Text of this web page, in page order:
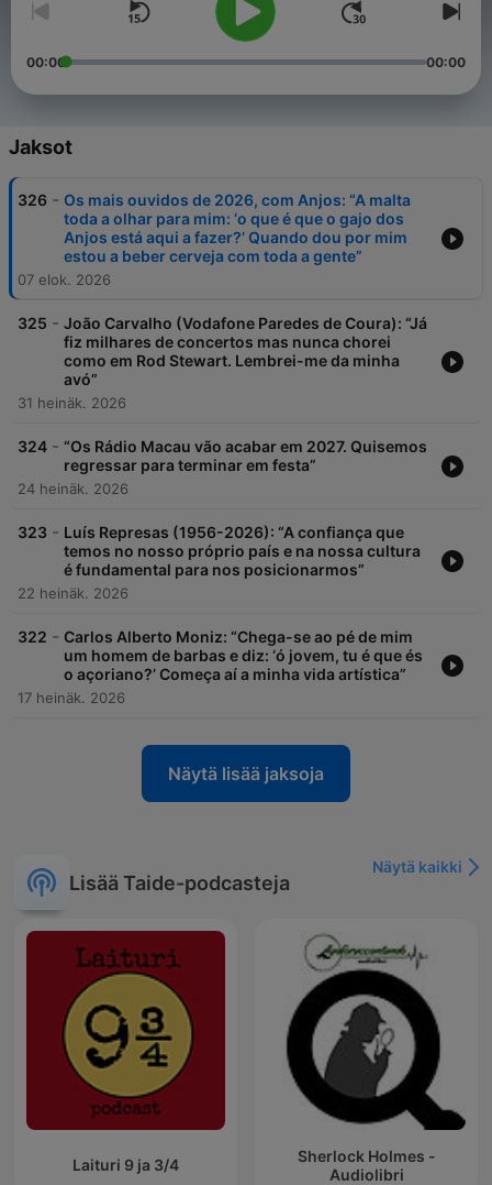
00:00 00:00
Jaksot
326 - Os mais ouvidos de 2026, com Anjos: “A malta
toda a olhar para mim: ‘o que é que o gajo dos
Anjos está aqui a fazer?’ Quando dou por mim
estou a beber cerveja com toda a gente”
07 elok. 2026
325 - João Carvalho (Vodafone Paredes de Coura): “Já
fiz milhares de concertos mas nunca chorei
como em Rod Stewart. Lembrei-me da minha
avó”
31 heinäk. 2026
324 - “Os Rádio Macau vão acabar em 2027. Quisemos
regressar para terminar em festa”
24 heinäk. 2026
323 - Luís Represas (1956-2026): “A confiança que
temos no nosso próprio país e na nossa cultura
é fundamental para nos posicionarmos”
22 heinäk. 2026
322 - Carlos Alberto Moniz: “Chega-se ao pé de mim
um homem de barbas e diz: ‘ó jovem, tu é que és
o açoriano?’ Começa aí a minha vida artística”
17 heinäk. 2026
Näytä lisää jaksoja
Lisää Taide-podcasteja
Näytä kaikki
Laituri 9 ja 3/4
Sherlock Holmes -
Audiolibri